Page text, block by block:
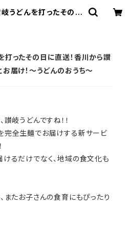
うどんを打ったその日
ったその日に直送！香川から讃
届け！〜うどんのおうち〜
岐うどんですね！！
完全生麺でお届けする新サービ
るだけでなく、地域の食文化も
またお子さんの食育にもぴったり